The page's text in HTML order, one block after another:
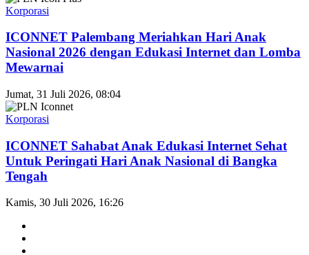
Korporasi
ICONNET Palembang Meriahkan Hari Anak
Nasional 2026 dengan Edukasi Internet dan Lomba
Mewarnai
Jumat, 31 Juli 2026, 08:04
Korporasi
ICONNET Sahabat Anak Edukasi Internet Sehat
Untuk Peringati Hari Anak Nasional di Bangka
Tengah
Kamis, 30 Juli 2026, 16:26